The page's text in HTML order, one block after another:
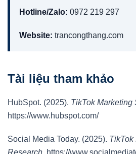
Hotline/Zalo: 0972 219 297
Website: trancongthang.com
Tài liệu tham khảo
HubSpot. (2025). TikTok Marketing
https://www.hubspot.com/
Social Media Today. (2025). TikTok
Research. https://